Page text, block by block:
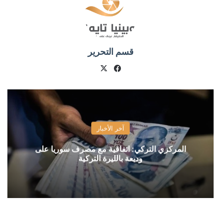
قسم التحرير
فيسبوك
آخر الأخبار
المركزي التركي: اتفاقية مع مصرف سوريا على
وديعة بالليرة التركية